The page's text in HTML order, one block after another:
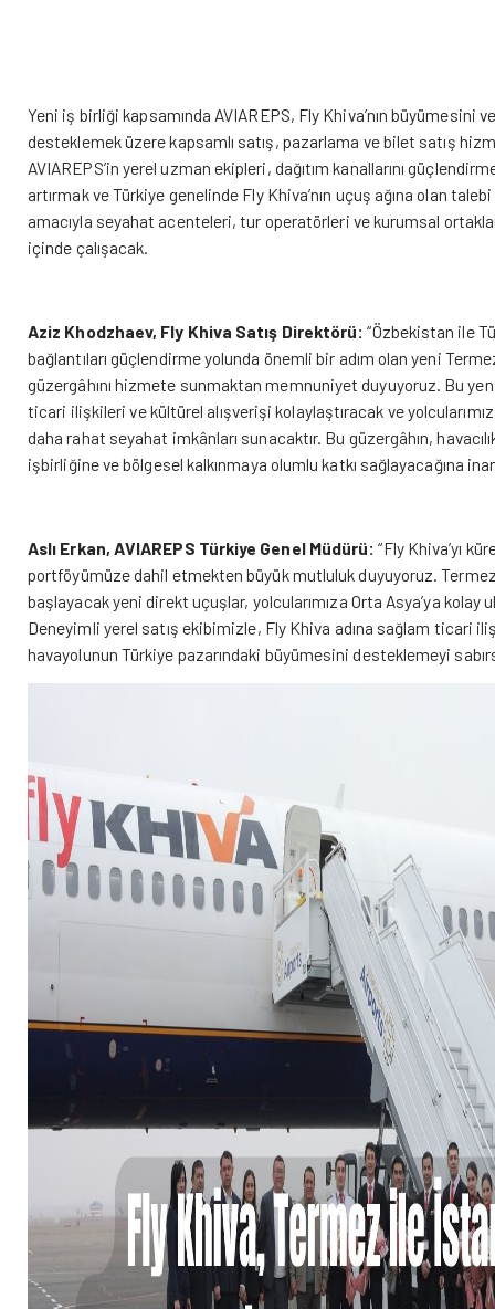
Yeni iş birliği kapsamında AVIAREPS, Fly Khiva’nın büyümesini
desteklemek üzere kapsamlı satış, pazarlama ve bilet satış
AVIAREPS’in yerel uzman ekipleri, dağıtım kanallarını
artırmak ve Türkiye genelinde Fly Khiva’nın uçuş ağına olan
amacıyla seyahat acenteleri, tur operatörleri ve kurumsal
içinde çalışacak.
Aziz Khodzhaev, Fly Khiva Satış Direktörü: “Özbekistan ile
bağlantıları güçlendirme yolunda önemli bir adım olan yeni
güzergâhını hizmete sunmaktan memnuniyet duyuyoruz. Bu
ticari ilişkileri ve kültürel alışverişi kolaylaştıracak ve
daha rahat seyahat imkânları sunacaktır. Bu güzergâhın,
işbirliğine ve bölgesel kalkınmaya olumlu katkı sağlayacağına
Aslı Erkan, AVIAREPS Türkiye Genel Müdürü: “Fly Khiva’yı
portföyümüze dahil etmekten büyük mutluluk duyuyoruz.
başlayacak yeni direkt uçuşlar, yolcularımıza Orta Asya’ya kolay
Deneyimli yerel satış ekibimizle, Fly Khiva adına sağlam ticari
havayolunun Türkiye pazarındaki büyümesini desteklemeyi